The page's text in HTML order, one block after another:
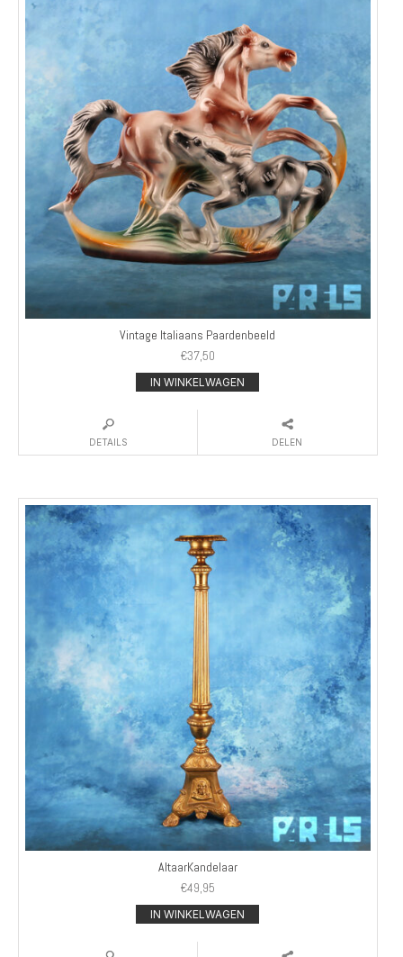
Vintage Italiaans Paardenbeeld
€37,50
IN WINKELWAGEN
DETAILS DELEN
AltaarKandelaar
€49,95
IN WINKELWAGEN